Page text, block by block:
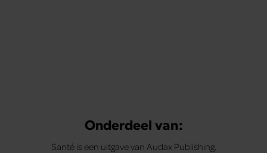
Onderdeel van:
Santé is een uitgave van Audax Publishing.